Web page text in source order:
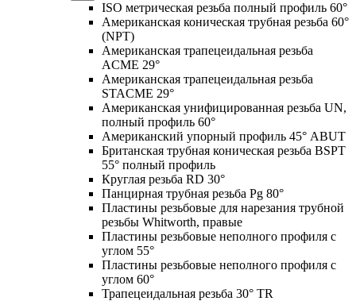
ISO метрическая резьба полный профиль 60°
Американская коническая трубная резьба 60°
(NPT)
Американская трапецеидальная резьба
ACME 29°
Американская трапецеидальная резьба
STACME 29°
Американская унифицированная резьба UN,
полный профиль 60°
Американский упорный профиль 45° ABUT
Британская трубная коническая резьба BSPT
55° полный профиль
Круглая резьба RD 30°
Панцирная трубная резьба Pg 80°
Пластины резьбовые для нарезания трубной
резьбы Whitworth, правые
Пластины резьбовые неполного профиля с
углом 55°
Пластины резьбовые неполного профиля с
углом 60°
Трапецеидальная резьба 30° TR